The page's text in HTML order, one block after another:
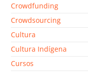
Crowdfunding
Crowdsourcing
Cultura
Cultura Indígena
Cursos